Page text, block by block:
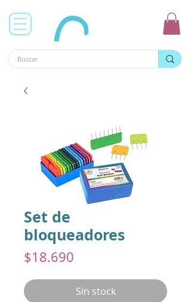
Set de
bloqueadores
$18.690
Sin stock